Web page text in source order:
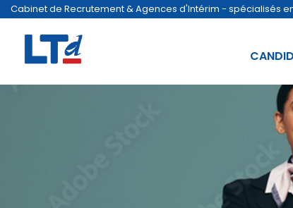
Cabinet de Recrutement & Agences d'Intérim - spécialisés